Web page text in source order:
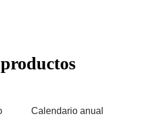
Calendario anual